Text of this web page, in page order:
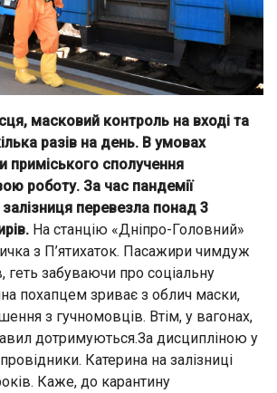
масковий контроль на вході та
разів на день. В умовах
приміського сполучення
роботу. За час пандемії
перевезла понад 3
На станцію «Дніпро-Головний»
з П’ятихаток. Пасажири чимдуж
геть забуваючи про соціальну
похапцем зриває з облич маски,
з гучномовців. Втім, у вагонах,
дотримуються.За дисципліною у
Катерина на залізниці
Каже, до карантину